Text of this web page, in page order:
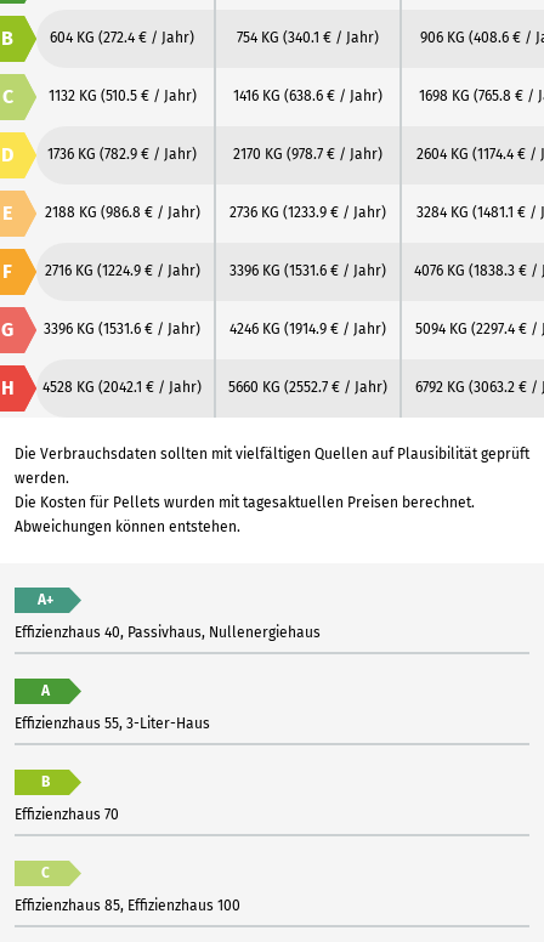
B 604 KG (272.4 € / Jahr) 754 KG (340.1 € / Jahr) 906 KG (408.6 € /
C 1132 KG (510.5 € / Jahr) 1416 KG (638.6 € / Jahr) 1698 KG (765.8 € /
D 1736 KG (782.9 € / Jahr) 2170 KG (978.7 € / Jahr) 2604 KG (1174.4 € /
E 2188 KG (986.8 € / Jahr) 2736 KG (1233.9 € / Jahr) 3284 KG (1481.1 € /
F 2716 KG (1224.9 € / Jahr) 3396 KG (1531.6 € / Jahr) 4076 KG (1838.3 € /
G 3396 KG (1531.6 € / Jahr) 4246 KG (1914.9 € / Jahr) 5094 KG (2297.4 € /
H 4528 KG (2042.1 € / Jahr) 5660 KG (2552.7 € / Jahr) 6792 KG (3063.2 € /
Die Verbrauchsdaten sollten mit vielfältigen Quellen auf Plausibilität geprüft
werden.
Die Kosten für Pellets wurden mit tagesaktuellen Preisen berechnet.
Abweichungen können entstehen.
A+
Effizienzhaus 40, Passivhaus, Nullenergiehaus
A
Effizienzhaus 55, 3-Liter-Haus
B
Effizienzhaus 70
C
Effizienzhaus 85, Effizienzhaus 100